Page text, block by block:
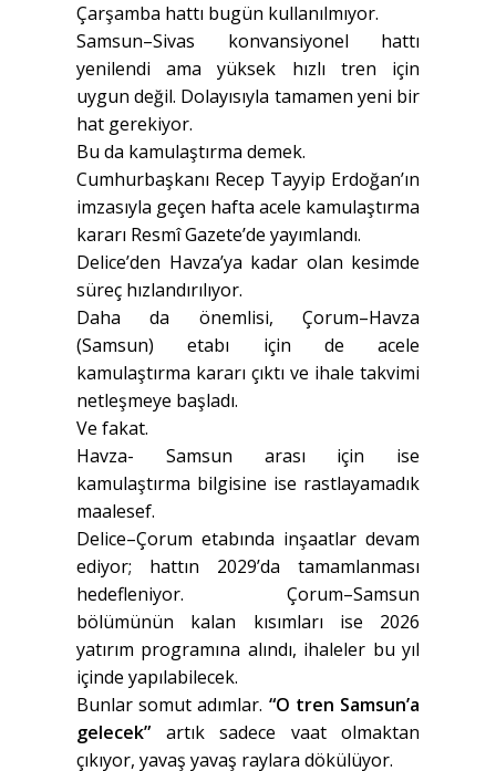
Çarşamba hattı bugün kullanılmıyor.
Samsun–Sivas konvansiyonel hattı
yenilendi ama yüksek hızlı tren için
uygun değil. Dolayısıyla tamamen yeni bir
hat gerekiyor.
Bu da kamulaştırma demek.
Cumhurbaşkanı Recep Tayyip Erdoğan’ın
imzasıyla geçen hafta acele kamulaştırma
kararı Resmî Gazete’de yayımlandı.
Delice’den Havza’ya kadar olan kesimde
süreç hızlandırılıyor.
Daha da önemlisi, Çorum–Havza
(Samsun) etabı için de acele
kamulaştırma kararı çıktı ve ihale takvimi
netleşmeye başladı.
Ve fakat.
Havza- Samsun arası için ise
kamulaştırma bilgisine ise rastlayamadık
maalesef.
Delice–Çorum etabında inşaatlar devam
ediyor; hattın 2029’da tamamlanması
hedefleniyor. Çorum–Samsun
bölümünün kalan kısımları ise 2026
yatırım programına alındı, ihaleler bu yıl
içinde yapılabilecek.
Bunlar somut adımlar. “O tren Samsun’a
gelecek” artık sadece vaat olmaktan
çıkıyor, yavaş yavaş raylara dökülüyor.